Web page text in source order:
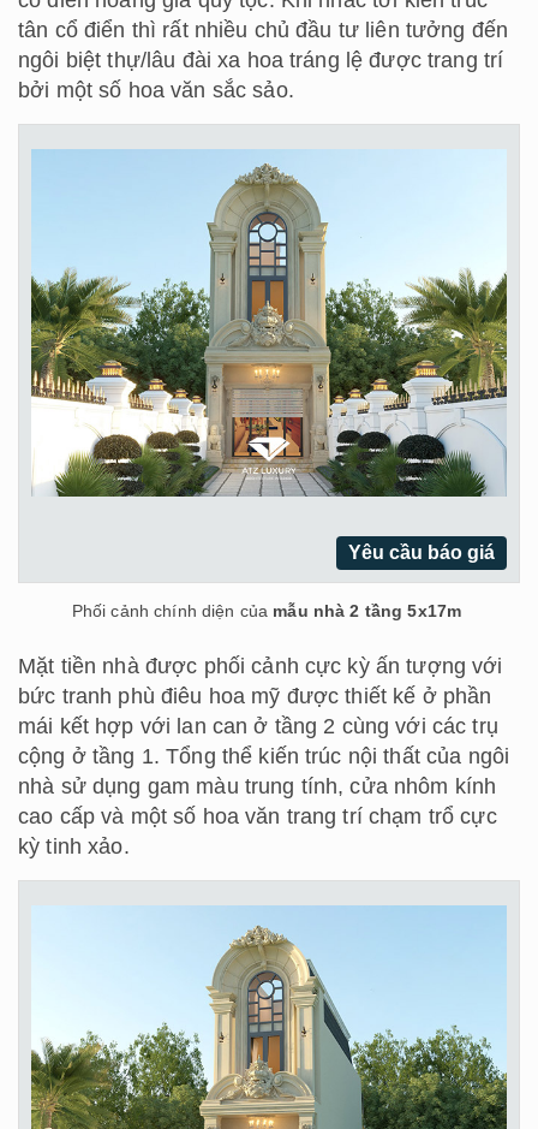
tân cổ điển thì rất nhiều chủ đầu tư liên tưởng đến
ngôi biệt thự/lâu đài xa hoa tráng lệ được trang trí
bởi một số hoa văn sắc sảo.
Yêu cầu báo giá
Phối cảnh chính diện của mẫu nhà 2 tầng 5x17m
Mặt tiền nhà được phối cảnh cực kỳ ấn tượng với
bức tranh phù điêu hoa mỹ được thiết kế ở phần
mái kết hợp với lan can ở tầng 2 cùng với các trụ
cộng ở tầng 1. Tổng thể kiến trúc nội thất của ngôi
nhà sử dụng gam màu trung tính, cửa nhôm kính
cao cấp và một số hoa văn trang trí chạm trổ cực
kỳ tinh xảo.